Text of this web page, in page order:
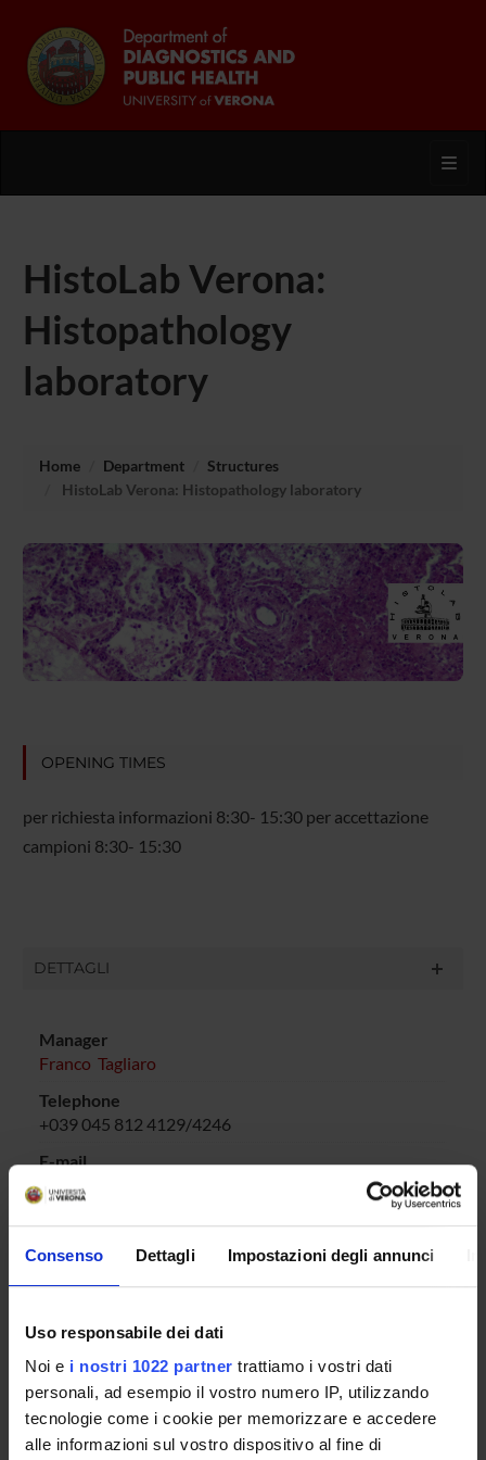
Consenso Dettagli Impostazioni degli annunci
Uso responsabile dei dati
Noi e i nostri 1022 partner trattiamo i vostri dati
personali, ad esempio il vostro numero IP, utilizzando
tecnologie come i cookie per memorizzare e accedere
alle informazioni sul vostro dispositivo al fine di
HistoLab Verona:
Histopathology
laboratory
Home Department
Structures
HistoLab Verona: Histopathology laboratory
OPENING TIMES
per richiesta informazioni 8:30- 15:30 per accettazione
campioni 8:30- 15:30
DETTAGLI
Manager
Franco Tagliaro
Telephone
+039 045 812 4129/4246
E-mail
pamela
Office
Palazzina Medicina Legale - Farmacologia - CIRSAL,
MEMBERS 4
SERVIZI